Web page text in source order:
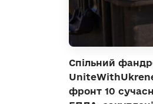
Спільний
фронт 10